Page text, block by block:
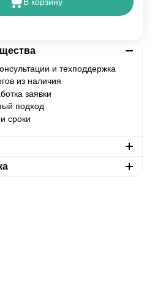
и техподдержка
из наличия
заявки
подход
сроки